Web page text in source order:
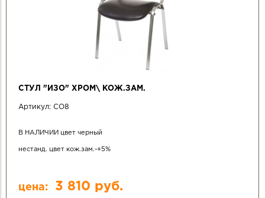
СТУЛ "ИЗО" ХРОМ\ КОЖ.ЗАМ.
Артикул: СО8
В НАЛИЧИИ цвет черный
нестанд. цвет кож.зам.-+5%
цена: 3 810 руб.